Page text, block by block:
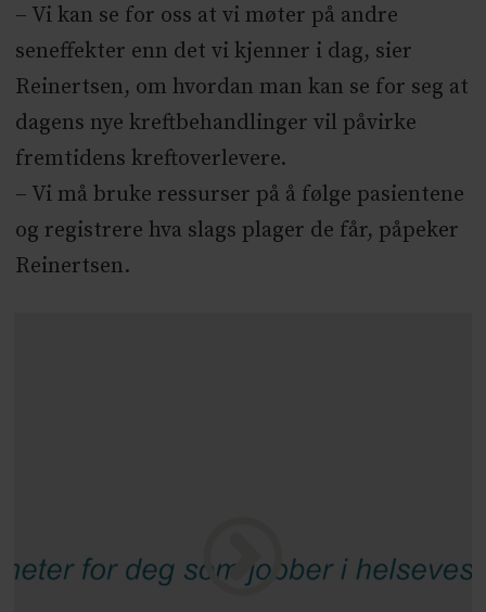
– Vi kan se for oss at vi møter på andre
seneffekter enn det vi kjenner i dag, sier
Reinertsen, om hvordan man kan se for seg at
dagens nye kreftbehandlinger vil påvirke
fremtidens kreftoverlevere.
– Vi må bruke ressurser på å følge pasientene
og registrere hva slags plager de får, påpeker
Reinertsen.